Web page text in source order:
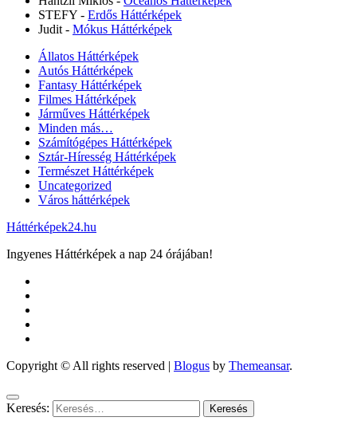
STEFY - Erdős Háttérképek
Judit - Mókus Háttérképek
Állatos Háttérképek
Autós Háttérképek
Fantasy Háttérképek
Filmes Háttérképek
Járműves Háttérképek
Minden más…
Számítógépes Háttérképek
Sztár-Híresség Háttérképek
Természet Háttérképek
Uncategorized
Város háttérképek
Háttérképek24.hu
Ingyenes Háttérképek a nap 24 órájában!
Copyright © All rights reserved | Blogus by Themeansar.
Keresés: